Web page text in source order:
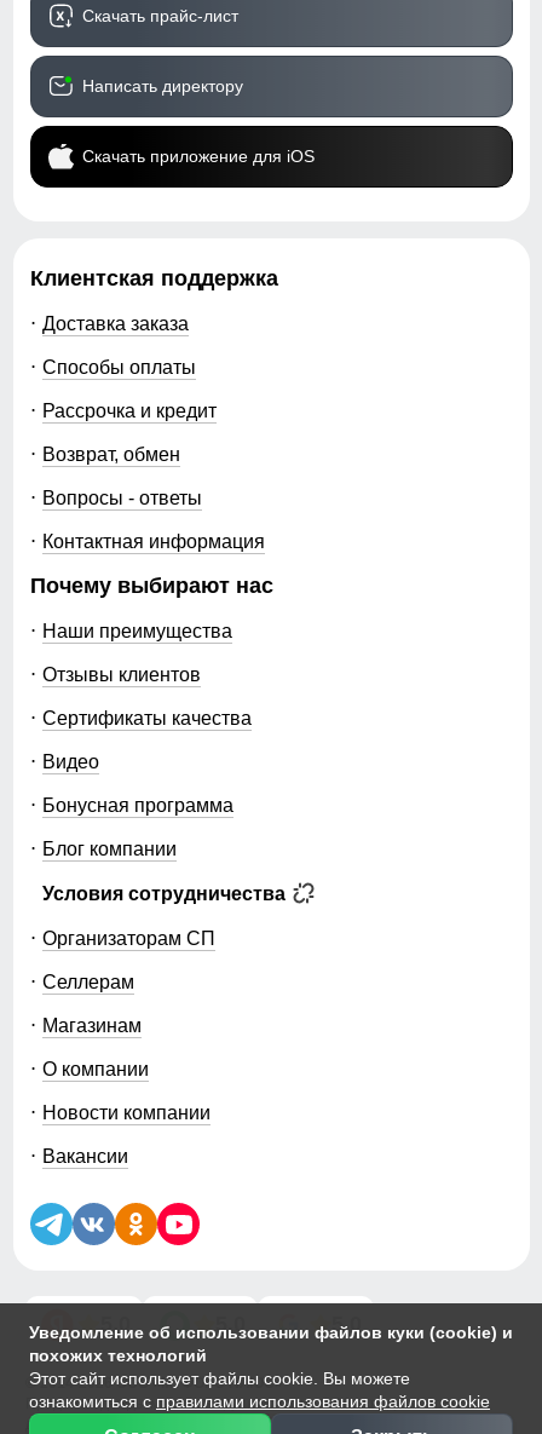
Уведомление об использовании файлов куки (cookie) и
похожих технологий
Этот сайт использует файлы cookie. Вы можете
ознакомиться с правилами использования файлов cookie
Скачать прайс-лист
Написать директору
Скачать приложение для iOS
Клиентская поддержка
Доставка заказа
Способы оплаты
Рассрочка и кредит
Возврат, обмен
Вопросы - ответы
Контактная информация
Почему выбирают нас
Наши преимущества
Отзывы клиентов
Сертификаты качества
Видео
Бонусная программа
Блог компании
Условия сотрудничества
Организаторам СП
Селлерам
Магазинам
О компании
Новости компании
Вакансии
5.0 5.0 5.0
© 2014-2026 ООО «МТФОРС ПЛЮС»
Продажа одежды мелким и крупным оптом в Москве, ул. Чагинская,
д.3Б, стр.1